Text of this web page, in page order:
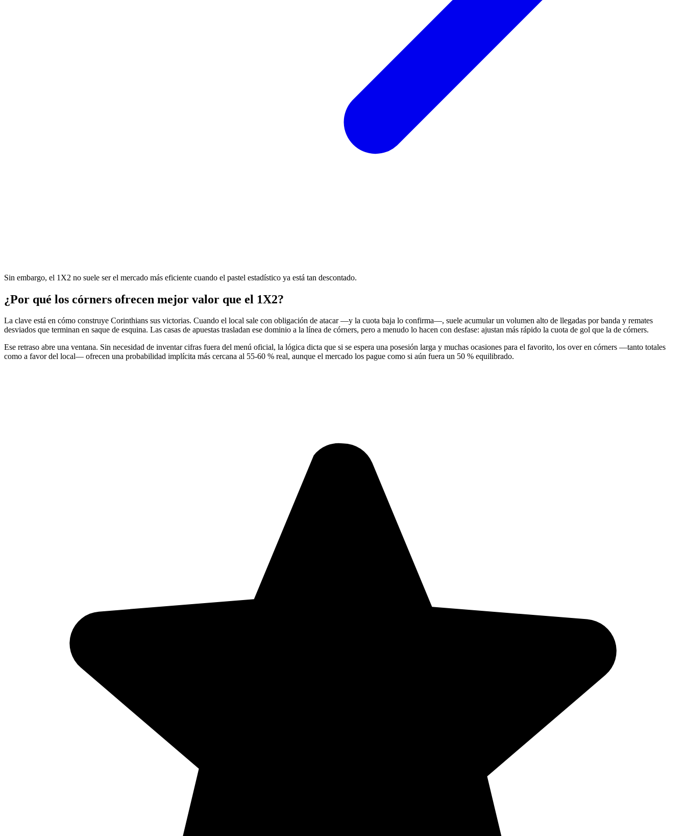
Sin embargo, el 1X2 no suele ser el mercado más eficiente cuando el pastel estadístico ya está tan descontado.
¿Por qué los córners ofrecen mejor valor que el 1X2?
La clave está en cómo construye Corinthians sus victorias. Cuando el local sale con obligación de atacar —y la cuota baja lo confirma—, suele acumular un volumen alto de llegadas por banda y remates
desviados que terminan en saque de esquina. Las casas de apuestas trasladan ese dominio a la línea de córners, pero a menudo lo hacen con desfase: ajustan más rápido la cuota de gol que la de córners.
Ese retraso abre una ventana. Sin necesidad de inventar cifras fuera del menú oficial, la lógica dicta que si se espera una posesión larga y muchas ocasiones para el favorito, los over en córners —tanto totales
como a favor del local— ofrecen una probabilidad implícita más cercana al 55-60 % real, aunque el mercado los pague como si aún fuera un 50 % equilibrado.